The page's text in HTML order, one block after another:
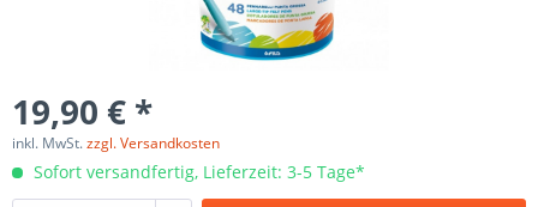
19,90 € *
inkl. MwSt.zzgl. Versandkosten
Sofort versandfertig, Lieferzeit: 3-5 Tage*